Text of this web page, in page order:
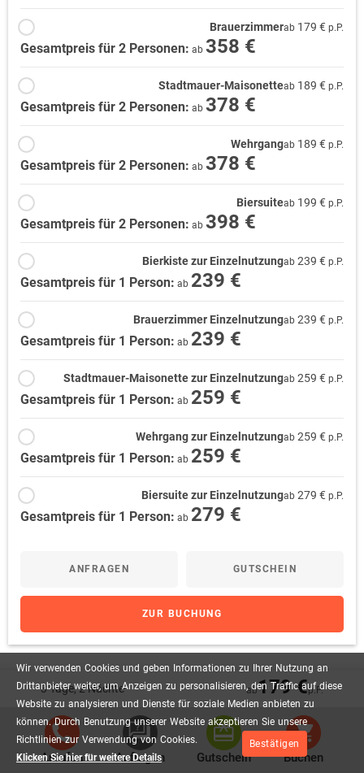
Wir verwenden Cookies und geben Informationen zu Ihrer Nutzung an
Drittanbieter weiter, um Anzeigen zu personalisieren, den Traffic auf diese
Website zu analysieren und Dienste für soziale Medien anbieten zu
können. Durch Benutzung unserer Website akzeptieren Sie unsere
Richtlinien zur Verwendung von Cookies.
Klicken Sie hier für weitere Details
Bestätigen
Brauerzimmerab 179 € p.P.
Gesamtpreis für 2 Personen: ab 358 €
Stadtmauer-Maisonetteab 189 € p.P.
Gesamtpreis für 2 Personen: ab 378 €
Wehrgangab 189 € p.P.
Gesamtpreis für 2 Personen: ab 378 €
Biersuiteab 199 € p.P.
Gesamtpreis für 2 Personen: ab 398 €
Bierkiste zur Einzelnutzungab 239 € p.P.
Gesamtpreis für 1 Person: ab 239 €
Brauerzimmer Einzelnutzungab 239 € p.P.
Gesamtpreis für 1 Person: ab 239 €
Stadtmauer-Maisonette zur Einzelnutzungab 259 € p.P.
Gesamtpreis für 1 Person: ab 259 €
Wehrgang zur Einzelnutzungab 259 € p.P.
Gesamtpreis für 1 Person: ab 259 €
Biersuite zur Einzelnutzungab 279 € p.P.
Gesamtpreis für 1 Person: ab 279 €
ANFRAGEN GUTSCHEIN
ZUR BUCHUNG
Lage
3 Tage, 2 Nächte ab179 €p.P.
Anrufen Anfragen Gutschein Buchen